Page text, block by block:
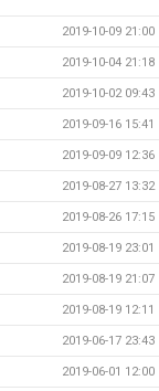
2019-10-09 21:00
2019-10-04 21:18
2019-10-02 09:43
2019-09-16 15:41
2019-09-09 12:36
2019-08-27 13:32
2019-08-26 17:15
2019-08-19 23:01
2019-08-19 21:07
2019-08-19 12:11
2019-06-17 23:43
2019-06-01 12:00